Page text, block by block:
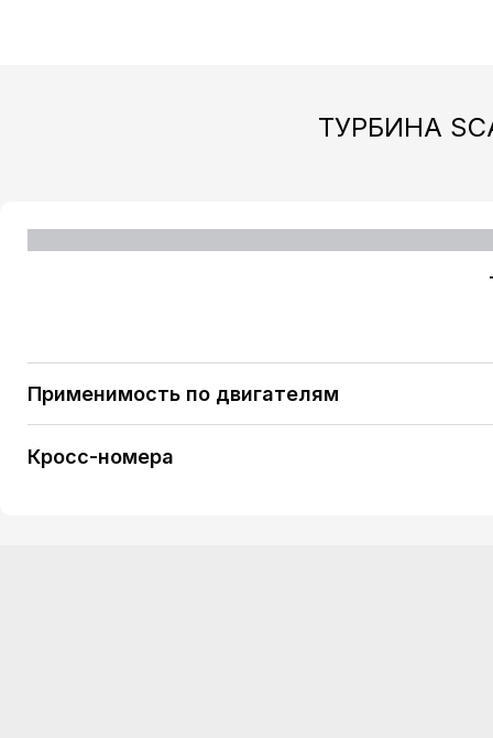
ТУРБИНА
Применимость по двигателям
SCANIA P-serie 12.0L [DC1306] 360 H/P / R-Serie
Кросс-номера